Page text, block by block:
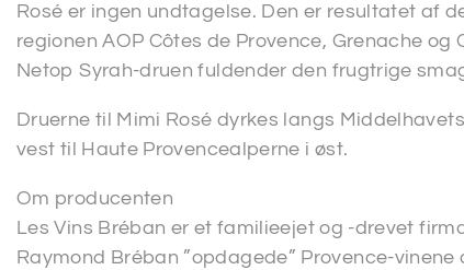
Rosé er ingen undtagelse. Den er resultatet af
regionen AOP Côtes de Provence, Grenache
Netop Syrah-druen fuldender den frugtrige
Druerne til Mimi Rosé dyrkes langs
vest til Haute Provencealperne i øst.
Om producenten
Les Vins Bréban er et familieejet og -drevet
Raymond Bréban ”opdagede” Provence-